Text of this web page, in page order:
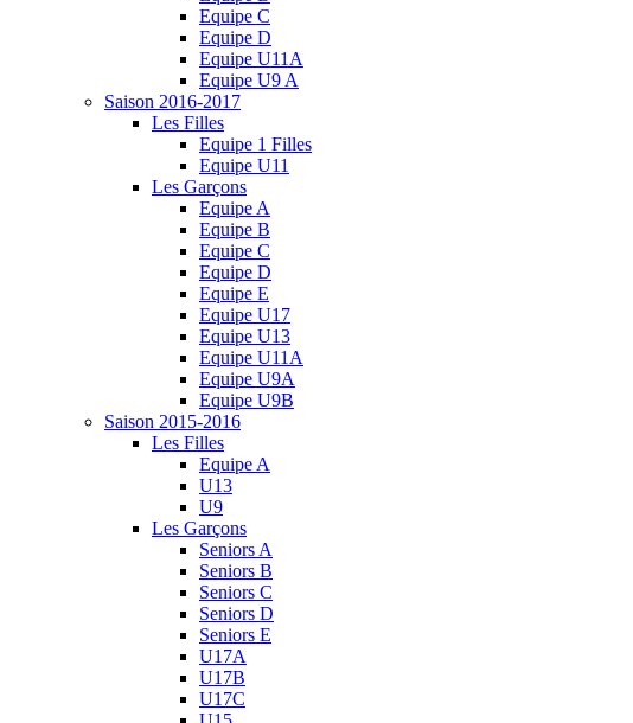
Equipe C
Equipe D
Equipe U11A
Equipe U9 A
Saison 2016-2017
Les Filles
Equipe 1 Filles
Equipe U11
Les Garçons
Equipe A
Equipe B
Equipe C
Equipe D
Equipe E
Equipe U17
Equipe U13
Equipe U11A
Equipe U9A
Equipe U9B
Saison 2015-2016
Les Filles
Equipe A
U13
U9
Les Garçons
Seniors A
Seniors B
Seniors C
Seniors D
Seniors E
U17A
U17B
U17C